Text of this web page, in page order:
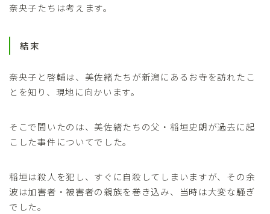
奈央子たちは考えます。
結末
奈央子と啓輔は、美佐緒たちが新潟にあるお寺を訪れたこ
とを知り、現地に向かいます。
そこで聞いたのは、美佐緒たちの父・稲垣史朗が過去に起
こした事件についてでした。
稲垣は殺人を犯し、すぐに自殺してしまいますが、その余
波は加害者・被害者の親族を巻き込み、当時は大変な騒ぎ
でした。